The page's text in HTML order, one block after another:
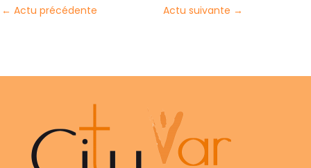
← Actu précédente Actu suivante →